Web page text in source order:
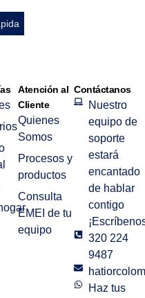
Atención al
Cliente
Quienes
Somos
Procesos y
productos
Consulta
EMEI de tu
equipo
Contáctanos
Nuestro
equipo de
soporte
estará
encantado
de hablar
contigo
320 224
9487
Haz tus